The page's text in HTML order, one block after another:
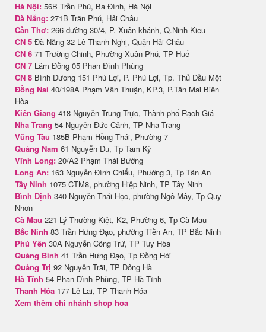
Hà Nội: 56B Trần Phú, Ba Đình, Hà Nội
Đà Nẵng: 271B Trần Phú, Hải Châu
Cần Thơ: 266 đường 30/4, P. Xuân khánh, Q.Ninh Kiều
CN 5 Đà Nẵng 32 Lê Thanh Nghị, Quận Hải Châu
CN 6 71 Trường Chinh, Phường Xuân Phú, TP Huế
CN 7 Lâm Đồng 05 Phan Đình Phùng
CN 8 Bình Dương 151 Phú Lợi, P. Phú Lợi, Tp. Thủ Dầu Một
Đồng Nai 40/198A Phạm Văn Thuận, KP.3, P.Tân Mai Biên
Hòa
Kiên Giang 418 Nguyễn Trung Trực, Thành phố Rạch Giá
Nha Trang 54 Nguyễn Đức Cảnh, TP Nha Trang
Vũng Tàu 185B Phạm Hồng Thái, Phường 7
Quảng Nam 61 Nguyễn Du, Tp Tam Kỳ
Vĩnh Long: 20/A2 Phạm Thái Bường
Long An: 163 Nguyễn Đình Chiểu, Phường 3, Tp Tân An
Tây Ninh 1075 CTM8, phường Hiệp Ninh, TP Tây Ninh
Bình Định 340 Nguyễn Thái Học, phường Ngô Mây, Tp Quy
Nhơn
Cà Mau 221 Lý Thường Kiệt, K2, Phường 6, Tp Cà Mau
Bắc Ninh 83 Trần Hưng Đạo, phường Tiền An, TP Bắc Ninh
Phú Yên 30A Nguyễn Công Trứ, TP Tuy Hòa
Quảng Bình 41 Trần Hưng Đạo, Tp Đồng Hới
Quảng Trị 92 Nguyễn Trãi, TP Đông Hà
Hà Tĩnh 54 Phan Đình Phùng, TP Hà Tĩnh
Thanh Hóa 177 Lê Lai, TP Thanh Hóa
Xem thêm chi nhánh shop hoa